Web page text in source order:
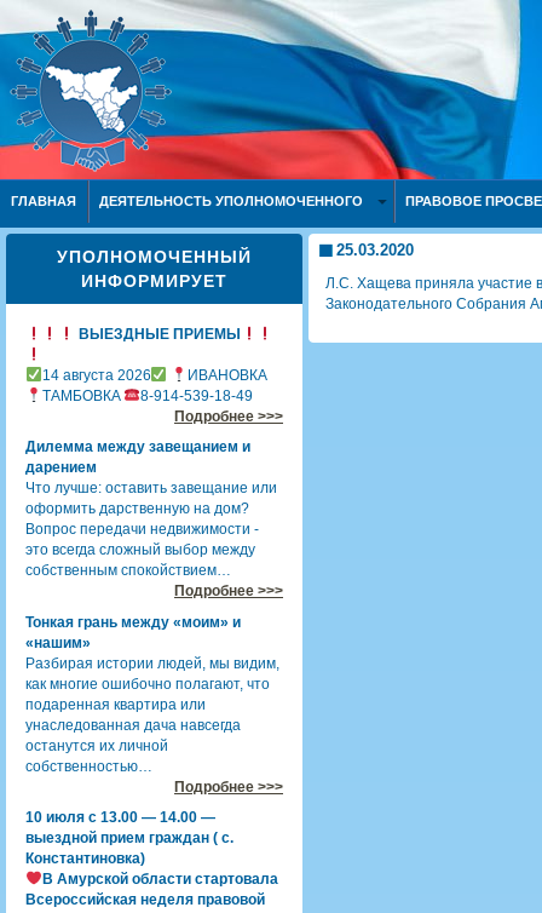
ГЛАВНАЯ ДЕЯТЕЛЬНОСТЬ УПОЛНОМОЧЕННОГО ПРАВОВОЕ
УПОЛНОМОЧЕННЫЙ
ИНФОРМИРУЕТ
ВЫЕЗДНЫЕ ПРИЕМЫ
14 августа 2026
ИВАНОВКА
ТАМБОВКА
8-914-539-18-49
Подробнее >>>
Дилемма между завещанием и
дарением
Что лучше: оставить завещание или
оформить дарственную на дом?
Вопрос передачи недвижимости -
это всегда сложный выбор между
собственным спокойствием…
Подробнее >>>
Тонкая грань между «моим» и
«нашим»
Разбирая истории людей, мы видим,
как многие ошибочно полагают, что
подаренная квартира или
унаследованная дача навсегда
останутся их личной
собственностью…
Подробнее >>>
10 июля с 13.00 — 14.00 —
выездной прием граждан ( с.
Константиновка)
В Амурской области стартовала
Всероссийская неделя правовой
25.03.2020
Л.С. Хащева приняла участие
Законодательного Собрания